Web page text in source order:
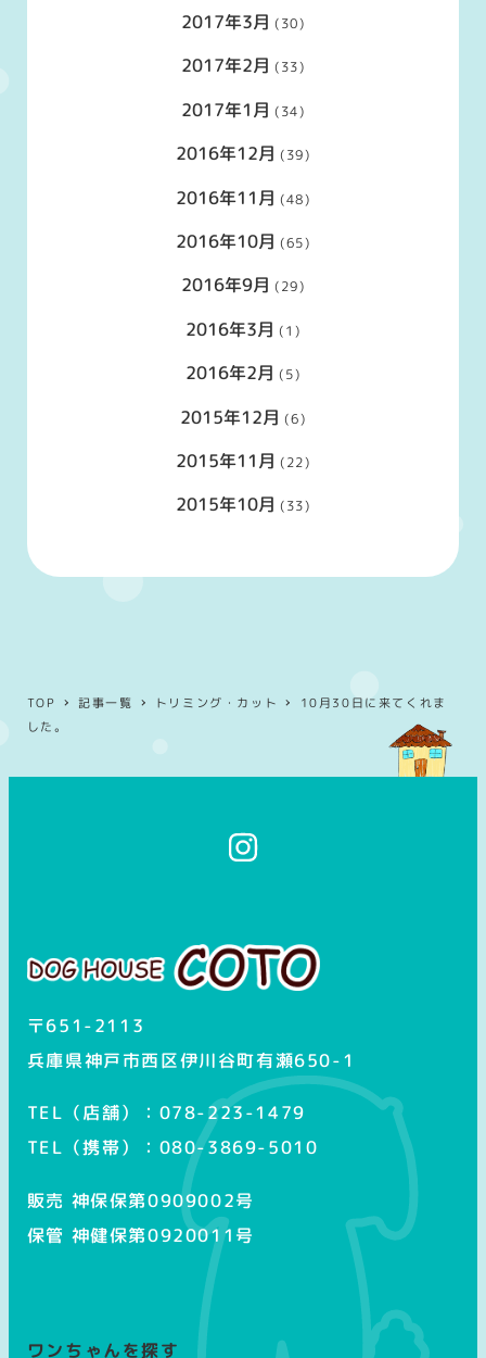
2017年3月 (30)
2017年2月 (33)
2017年1月 (34)
2016年12月 (39)
2016年11月 (48)
2016年10月 (65)
2016年9月 (29)
2016年3月 (1)
2016年2月 (5)
2015年12月 (6)
2015年11月 (22)
2015年10月 (33)
TOP 記事一覧 トリミング・カット
10月30日に来てくれま
した。
ム
〒651-2113
兵庫県神戸市西区伊川谷町有瀬650-1
TEL（店舗）：078-223-1479
TEL（携帯）：080-3869-5010
販売 神保保第0909002号
保管 神健保第0920011号
ワンちゃんを探す